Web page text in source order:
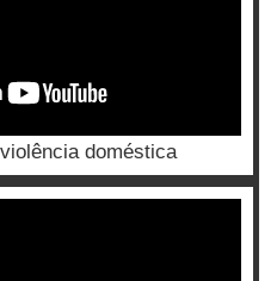
doméstica